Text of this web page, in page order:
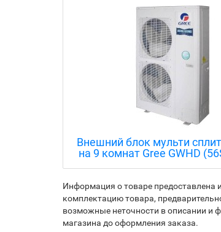
Внешний блок мульти
на 9 комнат Gree GWHD
Информация о товаре предоставлена
комплектацию товара,
возможные неточности в описании и
магазина до оформления заказа.